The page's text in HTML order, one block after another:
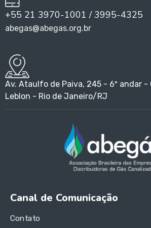
+55 21 3970-1001 / 3995-4325
abegas@abegas.org.br
Av. Ataulfo de Paiva, 245 - 6º andar -
Leblon - Rio de Janeiro/RJ
Canal de Comunicação
Contato